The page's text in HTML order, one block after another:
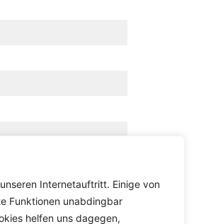
Internetauftritt. Einige von
Funktionen unabdingbar
helfen uns dagegen,